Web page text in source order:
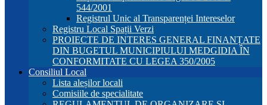
544/2001
Registrul Unic al Transparenței Intereselor
Registru Local Spații Verzi
PROIECTE DE INTERES GENERAL FINANȚATE
DIN BUGETUL MUNICIPIULUI MEDGIDIA ÎN
CONFORMITATE CU LEGEA 350/2005
Consiliul Local
Lista aleșilor locali
Comisiile de specialitate